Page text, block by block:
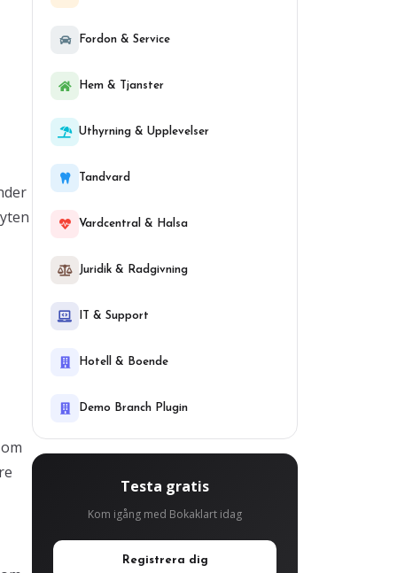
Fordon & Service
Hem & Tjanster
Uthyrning & Upplevelser
Tandvard
Vardcentral & Halsa
Juridik & Radgivning
IT & Support
Hotell & Boende
Demo Branch Plugin
Testa gratis
Kom igång med Bokaklart idag
Registrera dig